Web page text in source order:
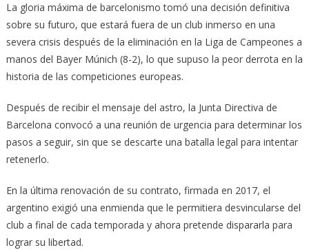
La gloria máxima de barcelonismo tomó una decisión definitiva
sobre su futuro, que estará fuera de un club inmerso en una
severa crisis después de la eliminación en la Liga de Campeones a
manos del Bayer Múnich (8-2), lo que supuso la peor derrota en la
historia de las competiciones europeas.
Después de recibir el mensaje del astro, la Junta Directiva de
Barcelona convocó a una reunión de urgencia para determinar los
pasos a seguir, sin que se descarte una batalla legal para intentar
retenerlo.
En la última renovación de su contrato, firmada en 2017, el
argentino exigió una enmienda que le permitiera desvincularse del
club a final de cada temporada y ahora pretende dispararla para
lograr su libertad.